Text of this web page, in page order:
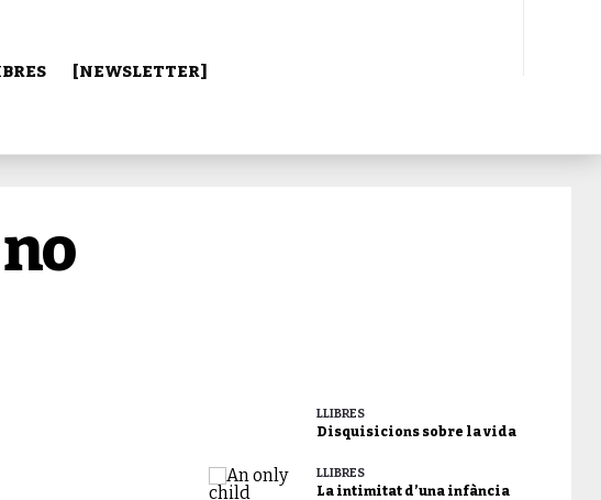
[NEWSLETTER]
LLIBRES
Disquisicions sobre la vida
LLIBRES
La intimitat d’una infància